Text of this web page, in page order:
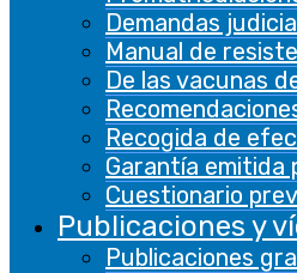
Demandas
Manual de
De las vacunas
Recogida de
Garantía emitida
Cuestionario
Publicaciones y
Publicaciones
cookielawinfo-
checbox-functional
11